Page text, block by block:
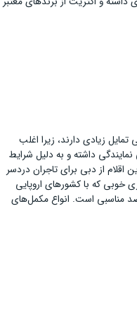
تمایل زیادی دارند، زیرا اغلب
داشته و به دلیل شرایط
اقلام از دبی برای تاجران دردسر
خوبی که با کشورهای اروپایی
مناسبی است. انواع مکمل‌های